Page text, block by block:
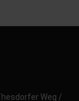
Weg /